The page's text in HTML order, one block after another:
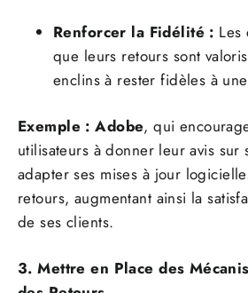
Renforcer la Fidélité : Les
que leurs retours sont
enclins à rester fidèles à
Exemple : Adobe, qui
utilisateurs à donner leur avis sur
adapter ses mises à jour
retours, augmentant ainsi la
de ses clients.
3. Mettre en Place des